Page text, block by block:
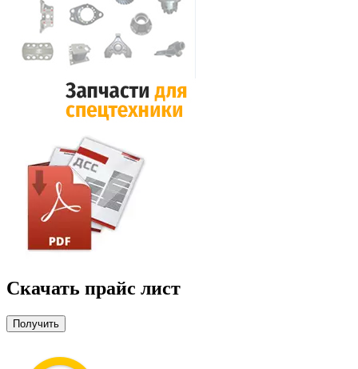
Скачать прайс лист
Получить